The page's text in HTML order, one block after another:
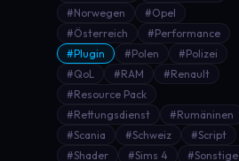
#Norwegen
#Opel
#Österreich
#Performance
#Plugin
#Polen
#Polizei
#QoL
#RAM
#Renault
#Resource Pack
#Rettungsdienst
#Rumäninen
#Scania
#Schweiz
#Script
#Shader
#Sims 4
#Sonstige